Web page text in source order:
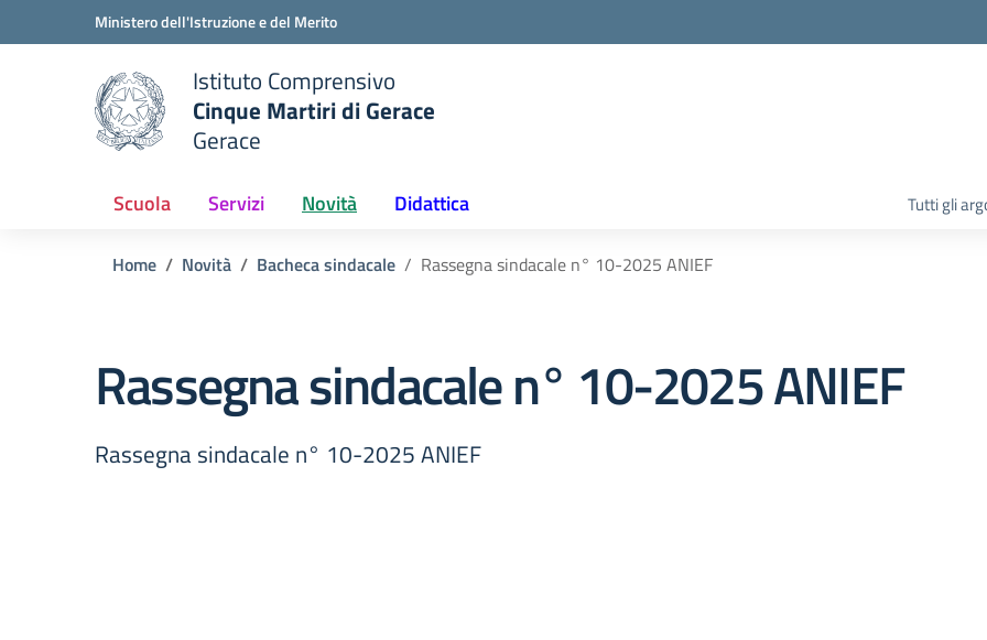
Vai ai contenuti
Vai al menu di navigazioneMinistero dell'Istruzione e del Merito
scuola
Istituto Comprensivo
Cinque Martiri di Gerace
Gerace
Scuola Servizi Novità Didattica Tutti gli
Home Novità Bacheca sindacale Rassegna sindacale n° 10-2025 ANIEF
Rassegna sindacale n° 10-2025 ANIEF
Rassegna sindacale n° 10-2025 ANIEF